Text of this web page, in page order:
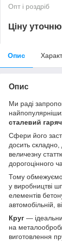
Опт і роздріб
Ціну
Опис
Опис
Ми раді
сталевий
Сфери його
досить складно,
величезну
дорогоцінного
Тому
у виробництві
елементів
автомобільній,
Круг —
на
виготовлення